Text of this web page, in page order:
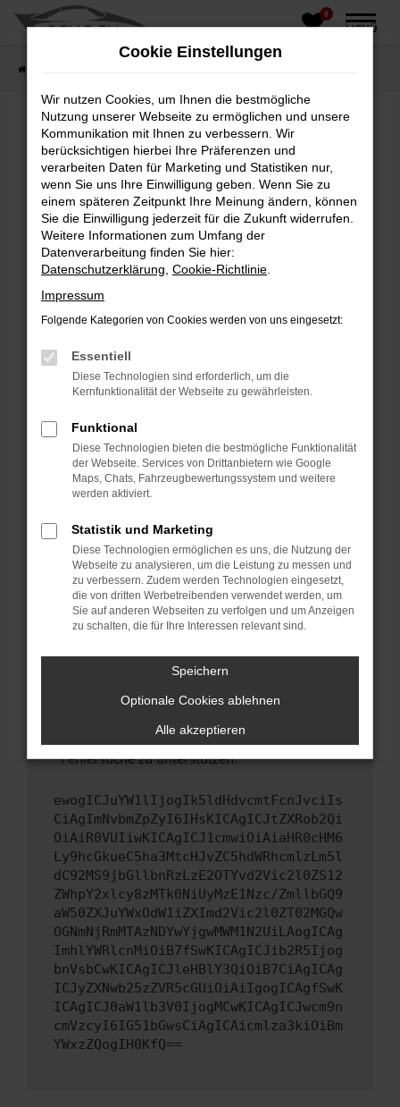
Zum
0
MENÜ
Fehler: Network Error
Beim Laden ist ein Fehler aufgetreten.
Hier sind ein paar Tipps, die dir helfen können:
Überprüfe deine Firewall und deine
Internetverbindung.
Laden andere Webseiten, zum Beispiel deine
Suchmaschine?
Prüfe deine Browsererweiterungen.
können das Laden bestimmter Seiten
verhindern. Funktioniert die Seite in einem
Fenster?
Starte dein Gerät neu.
Das kann manchmal helfen, vorübergehende
Probleme zu beheben.
Betriebssystem auf dem neuesten Stand
sind.
Veraltete Software birgt nicht nur ein
Sicherheitsrisiko, sondern kann auch dazu
führen, dass bestimmte Funktionen nicht mehr
unterstützt werden.
Wende dich an den Webseitenbetreiber.
Wenn du alle oben genannten Schritte versucht
hast, kontaktiere uns bitte. Wir werden
uns diesen Text schicken, um uns bei der
Fehlersuche zu unterstützen:
ewogICJuYW1lIjogIk5ldHdvcmtFcnJvciIs
CiAgImNvbmZpZyI6IHsKICAgICJtZXRob2Qi
OiAiR0VUIiwKICAgICJ1cmwiOiAiaHR0cHM6
Ly9hcGkueC5ha3MtcHJvZC5hdWRhcmlzLm5l
dC92MS9jbGllbnRzLzE2OTYvd2Vic2l0ZS12
ZWhpY2xlcy8zMTk0NiUyMzE1Nzc/ZmllbGQ9
aW50ZXJuYWxOdW1iZXImd2Vic2l0ZT02MGQw
OGNmNjRmMTAzNDYwYjgwMWM1N2UiLAogICAg
ImhlYWRlcnMiOiB7fSwKICAgICJib2R5Ijog
bnVsbCwKICAgICJleHBlY3QiOiB7CiAgICAg
ICJyZXNwb25zZVR5cGUiOiAiIgogICAgfSwK
ICAgICJ0aW1lb3V0IjogMCwKICAgICJwcm9n
cmVzcyI6IG51bGwsCiAgICAicmlza3kiOiBm
YWxzZQogIH0KfQ==
Cookie Einstellungen
Wir nutzen Cookies, um Ihnen die bestmögliche
Nutzung unserer Webseite zu ermöglichen und unsere
Kommunikation mit Ihnen zu verbessern. Wir
berücksichtigen hierbei Ihre Präferenzen und
verarbeiten Daten für Marketing und Statistiken nur,
wenn Sie uns Ihre Einwilligung geben. Wenn Sie zu
einem späteren Zeitpunkt Ihre Meinung ändern, können
Sie die Einwilligung jederzeit für die Zukunft widerrufen.
Weitere Informationen zum Umfang der
Datenverarbeitung finden Sie hier:
Datenschutzerklärung Cookie-Richtlinie
Impressum
Folgende Kategorien von Cookies werden von uns eingesetzt:
Essentiell
Diese Technologien sind erforderlich, um die
Kernfunktionalität der Webseite zu gewährleisten.
Funktional
Diese Technologien bieten die bestmögliche Funktionalität
der Webseite. Services von Drittanbietern wie Google
Maps, Chats, Fahrzeugbewertungssystem und weitere
werden aktiviert.
Statistik und Marketing
Diese Technologien ermöglichen es uns, die Nutzung der
Webseite zu analysieren, um die Leistung zu messen und
zu verbessern. Zudem werden Technologien eingesetzt,
die von dritten Werbetreibenden verwendet werden, um
Sie auf anderen Webseiten zu verfolgen und um Anzeigen
zu schalten, die für Ihre Interessen relevant sind.
Speichern
Optionale Cookies ablehnen
Alle akzeptieren